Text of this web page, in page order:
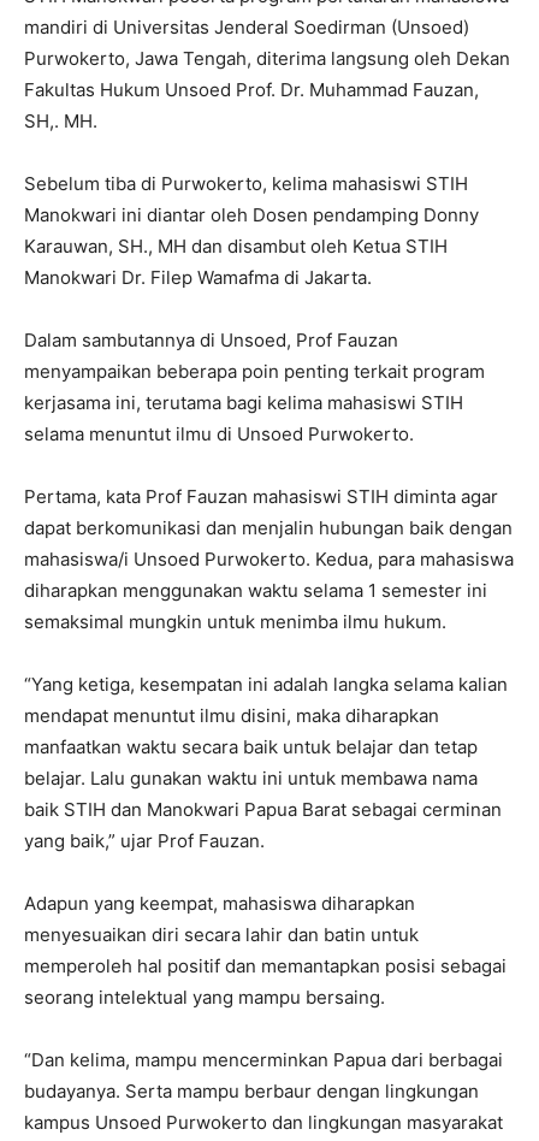
mandiri di Universitas Jenderal Soedirman (Unsoed)
Purwokerto, Jawa Tengah, diterima langsung oleh Dekan
Fakultas Hukum Unsoed Prof. Dr. Muhammad Fauzan,
SH,. MH.
Sebelum tiba di Purwokerto, kelima mahasiswi STIH
Manokwari ini diantar oleh Dosen pendamping Donny
Karauwan, SH., MH dan disambut oleh Ketua STIH
Manokwari Dr. Filep Wamafma di Jakarta.
Dalam sambutannya di Unsoed, Prof Fauzan
menyampaikan beberapa poin penting terkait program
kerjasama ini, terutama bagi kelima mahasiswi STIH
selama menuntut ilmu di Unsoed Purwokerto.
Pertama, kata Prof Fauzan mahasiswi STIH diminta agar
dapat berkomunikasi dan menjalin hubungan baik dengan
mahasiswa/i Unsoed Purwokerto. Kedua, para mahasiswa
diharapkan menggunakan waktu selama 1 semester ini
semaksimal mungkin untuk menimba ilmu hukum.
“Yang ketiga, kesempatan ini adalah langka selama kalian
mendapat menuntut ilmu disini, maka diharapkan
manfaatkan waktu secara baik untuk belajar dan tetap
belajar. Lalu gunakan waktu ini untuk membawa nama
baik STIH dan Manokwari Papua Barat sebagai cerminan
yang baik,” ujar Prof Fauzan.
Adapun yang keempat, mahasiswa diharapkan
menyesuaikan diri secara lahir dan batin untuk
memperoleh hal positif dan memantapkan posisi sebagai
seorang intelektual yang mampu bersaing.
“Dan kelima, mampu mencerminkan Papua dari berbagai
budayanya. Serta mampu berbaur dengan lingkungan
kampus Unsoed Purwokerto dan lingkungan masyarakat